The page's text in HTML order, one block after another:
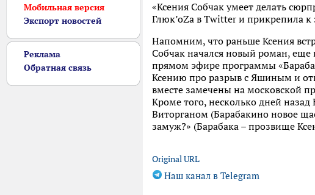
Мобильная версия
Экспорт новостей
Реклама
Обратная связь
«Ксения Собчак умеет делать
Глюк’оZа в Twitter и прикрепила
Напомним, что раньше Ксения
Собчак начался новый роман, еще
прямом эфире программы
Ксению про разрыв с Яшиным и
вместе замечены на московской
Кроме того, несколько дней
Виторганом (Барабакино новое
замуж?» (Барабака – прозвище
Original URL
Наш канал в Telegram